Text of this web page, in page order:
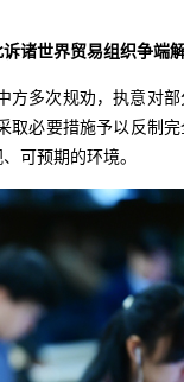
诸世界贸易组织争端
多次规劝，执意对
必要措施予以反制
可预期的环境。